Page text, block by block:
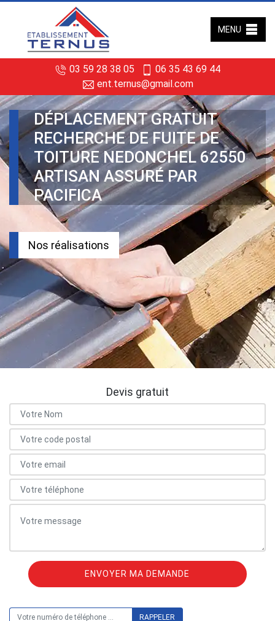
03 59 28 38 05
06 35 43 69 44
ent.ternus@gmail.com
MENU
DÉPLACEMENT GRATUIT
RECHERCHE DE FUITE DE
TOITURE NEDONCHEL 62550
ARTISAN ASSURÉ PAR
PACIFICA
Nos réalisations
Devis gratuit